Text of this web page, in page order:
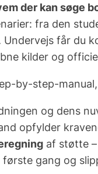
der kan søge
fra den
får du
kilder og
by-step-
og dens
opfylder
af støtte
gang og